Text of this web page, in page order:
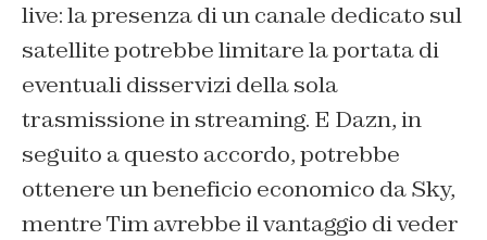
live: la presenza di un canale dedicato sul
satellite potrebbe limitare la portata di
eventuali disservizi della sola
trasmissione in streaming. E Dazn, in
seguito a questo accordo, potrebbe
ottenere un beneficio economico da Sky,
mentre Tim avrebbe il vantaggio di veder